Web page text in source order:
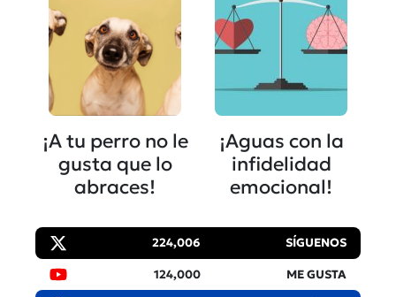
¡A tu perro no le
gusta que lo
abraces!
¡Aguas con la
infidelidad
emocional!
224,006 SÍGUENOS
124,000 ME GUSTA